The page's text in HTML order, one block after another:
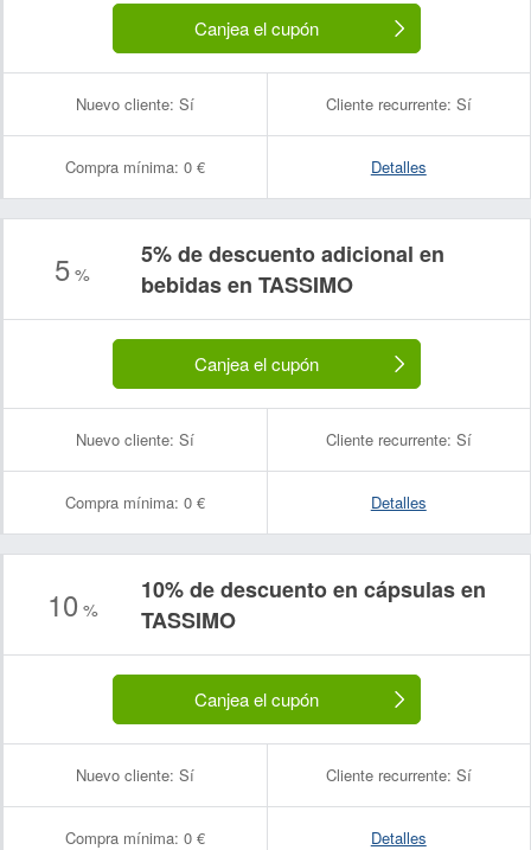
Canjea el cupón
Nuevo cliente: Sí Cliente recurrente: Sí
Compra mínima: 0 € Detalles
5%
5% de descuento adicional en
bebidas en TASSIMO
Canjea el cupón
Nuevo cliente: Sí Cliente recurrente: Sí
Compra mínima: 0 € Detalles
10 %
10% de descuento en cápsulas en
TASSIMO
Canjea el cupón
Nuevo cliente: Sí Cliente recurrente: Sí
Compra mínima: 0 € Detalles